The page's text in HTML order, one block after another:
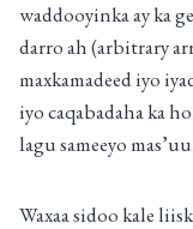
waddooyinka ay ka
darro ah (arbitrary
maxkamadeed iyo
iyo caqabadaha ka
lagu sameeyo
Waxaa sidoo kale